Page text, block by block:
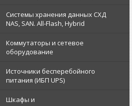
Системы хранения данных СХД
NAS, SAN. All-Flash, Hybrid
Коммутаторы и сетевое
оборудование
Источники бесперебойного
питания (ИБП UPS)
Шкафы и